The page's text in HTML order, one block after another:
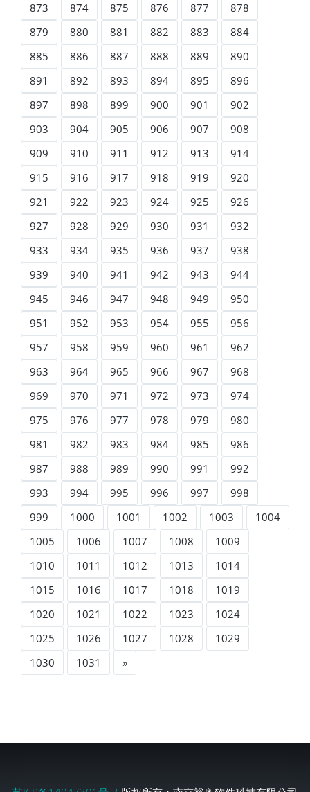
873
874 875 876 877
878
879
880 881 882 883
884
885
886 887 888 889
890
891
892 893 894 895
896
897
898 899 900 901
902
903
904 905 906 907
908
909
910 911 912 913
914
915
916 917 918 919
920
921
922 923 924 925
926
927
928 929 930 931
932
933
934 935 936 937
938
939
940 941 942 943
944
945
946 947 948 949
950
951
952 953 954 955
956
957
958 959 960 961
962
963
964 965 966 967
968
969
970 971 972 973
974
975
976 977 978 979
980
981
982 983 984 985
986
987
988 989 990 991
992
993
994 995 996 997
998
999
1000 1001 1002 1003
1004
1005
1006 1007 1008
1009
1010
1011 1012 1013
1014
1015
1016 1017 1018
1019
1020
1021 1022 1023
1024
1025
1026 1027 1028
1029
1030
1031 »